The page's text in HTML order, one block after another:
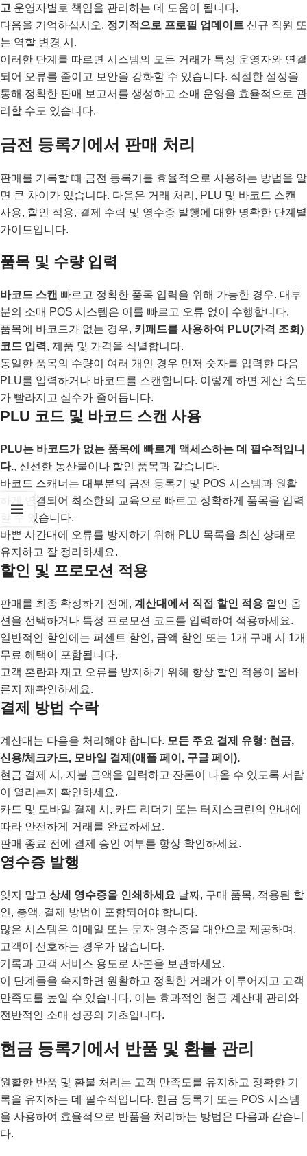
고 운영자별로 책임을 관리하는 데 도움이 됩니다.
다음을 기억하십시오. 정기적으로 프로필 업데이트 신규 직원 또
는 역할 변경 시.
이러한 단계를 따르면 시스템의 모든 거래가 특정 운영자와 연결
되어 오류를 줄이고 보안을 강화할 수 있습니다. 적절한 설정을
통해 정확한 판매 보고서를 생성하고 소매 운영을 효율적으로 관
리할 수도 있습니다.
금전 등록기에서 판매 처리
판매를 기록할 때 금전 등록기를 효율적으로 사용하는 방법을 알
면 큰 차이가 있습니다. 다음은 거래 처리, PLU 및 바코드 스캔
사용, 할인 적용, 결제 수락 및 영수증 발행에 대한 명확한 단계별
가이드입니다.
품목 및 수량 입력
바코드 스캔 빠르고 정확한 품목 입력을 위해 가능한 경우. 대부
분의 소매 POS 시스템은 이를 빠르고 오류 없이 수행합니다.
품목에 바코드가 없는 경우, 키패드를 사용하여 PLU(가격 조회)
코드 입력 , 제품 및 가격을 식별합니다.
동일한 품목의 수량이 여러 개인 경우 먼저 숫자를 입력한 다음
PLU를 입력하거나 바코드를 스캔합니다. 이렇게 하면 계산 속도
가 빨라지고 실수가 줄어듭니다.
PLU 코드 및 바코드 스캔 사용
PLU는 바코드가 없는 품목에 빠르게 액세스하는 데 필수적입니
다., 신선한 농산물이나 할인 품목과 같습니다.
바코드 스캐너는 대부분의 금전 등록기 및 POS 시스템과 원활
하게 연결되어 최소한의 교육으로 빠르고 정확하게 품목을 입력
할 수 있습니다.
바쁜 시간대에 오류를 방지하기 위해 PLU 목록을 최신 상태로
유지하고 잘 정리하세요.
할인 및 프로모션 적용
판매를 최종 확정하기 전에, 계산대에서 직접 할인 적용 할인 옵
션을 선택하거나 특정 프로모션 코드를 입력하여 적용하세요.
일반적인 할인에는 퍼센트 할인, 금액 할인 또는 1개 구매 시 1개
무료 혜택이 포함됩니다.
고객 혼란과 재고 오류를 방지하기 위해 항상 할인 적용이 올바
른지 재확인하세요.
결제 방법 수락
계산대는 다음을 처리해야 합니다. 모든 주요 결제 유형: 현금,
신용/체크카드, 모바일 결제(애플 페이, 구글 페이).
현금 결제 시, 지불 금액을 입력하고 잔돈이 나올 수 있도록 서랍
이 열리는지 확인하세요.
카드 및 모바일 결제 시, 카드 리더기 또는 터치스크린의 안내에
따라 안전하게 거래를 완료하세요.
판매 종료 전에 결제 승인 여부를 항상 확인하세요.
영수증 발행
잊지 말고 상세 영수증을 인쇄하세요 날짜, 구매 품목, 적용된 할
인, 총액, 결제 방법이 포함되어야 합니다.
많은 시스템은 이메일 또는 문자 영수증을 대안으로 제공하며,
고객이 선호하는 경우가 많습니다.
기록과 고객 서비스 용도로 사본을 보관하세요.
이 단계들을 숙지하면 원활하고 정확한 거래가 이루어지고 고객
만족도를 높일 수 있습니다. 이는 효과적인 현금 계산대 관리와
전반적인 소매 성공의 기초입니다.
현금 등록기에서 반품 및 환불 관리
원활한 반품 및 환불 처리는 고객 만족도를 유지하고 정확한 기
록을 유지하는 데 필수적입니다. 현금 등록기 또는 POS 시스템
을 사용하여 효율적으로 반품을 처리하는 방법은 다음과 같습니
다.